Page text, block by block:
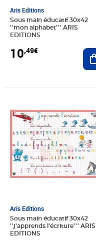
Aris Editions
Sous main éducatif 30x42
''mon alphabet''' ARIS
EDITIONS
10,49€
Aris Editions
Sous main éducatif 30x42
''j'apprends l'écriture''' ARIS
EDITIONS